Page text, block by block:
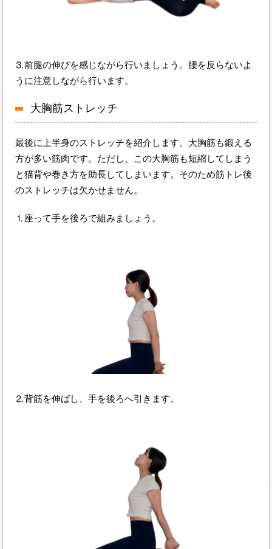
⒊前腿の伸びを感じながら行いましょう。腰を反らないよ
うに注意しながら行います。
大胸筋ストレッチ
最後に上半身のストレッチを紹介します。大胸筋も鍛える
方が多い筋肉です。ただし、この大胸筋も短縮してしまう
と猫背や巻き方を助長してしまいます。そのため筋トレ後
のストレッチは欠かせません。
⒈座って手を後ろで組みましょう。
⒉背筋を伸ばし、手を後ろへ引きます。